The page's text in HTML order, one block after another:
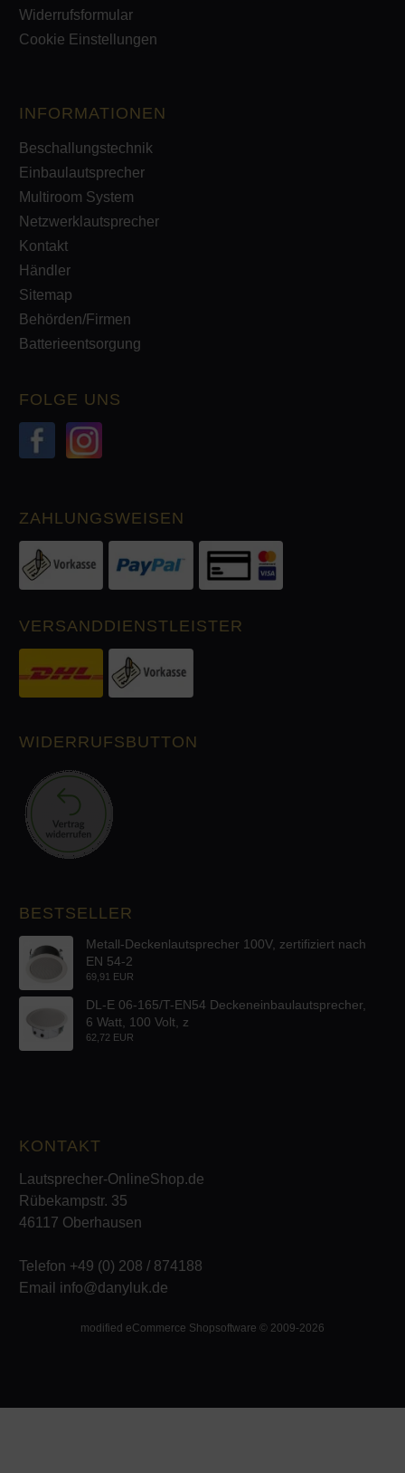
Widerrufsformular
Cookie Einstellungen
INFORMATIONEN
Beschallungstechnik
Einbaulautsprecher
Multiroom System
Netzwerklautsprecher
Kontakt
Händler
Sitemap
Behörden/Firmen
Batterieentsorgung
FOLGE UNS
ZAHLUNGSWEISEN
VERSANDDIENSTLEISTER
WIDERRUFSBUTTON
BESTSELLER
Metall-Deckenlautsprecher 100V, zertifiziert nach
EN 54-2
69,91 EUR
DL-E 06-165/T-EN54 Deckeneinbaulautsprecher,
6 Watt, 100 Volt, z
62,72 EUR
KONTAKT
Lautsprecher-OnlineShop.de
Rübekampstr. 35
46117 Oberhausen
Telefon +49 (0) 208 / 874188
Email info@danyluk.de
mod ified eCommerce Shopsoftware © 2009-2026